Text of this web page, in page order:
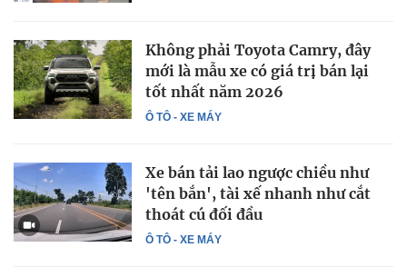
Ô TÔ - XE MÁY
Không phải Toyota Camry, đây
mới là mẫu xe có giá trị bán lại
tốt nhất năm 2026
Ô TÔ - XE MÁY
Xe bán tải lao ngược chiều như
'tên bắn', tài xế nhanh như cắt
thoát cú đối đầu